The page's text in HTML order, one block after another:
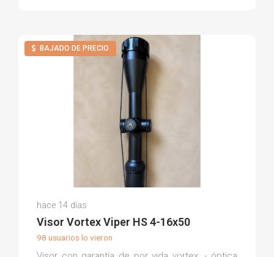
BAJADO DE PRECIO
Santiago R.
(0)
hace 14 días
Visor Vortex Viper HS 4-16x50
98 usuarios lo vieron